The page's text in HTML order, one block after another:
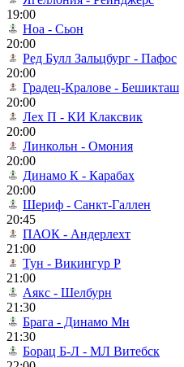
19:00
Ноа - Сьон
20:00
Ред Булл Зальцбург - Пафос
20:00
Градец-Кралове - Бешикташ
20:00
Лех П - КИ Клаксвик
20:00
Линкольн - Омония
20:00
Динамо К - Карабах
20:00
Шериф - Санкт-Галлен
20:45
ПАОК - Андерлехт
21:00
Тун - Викингур Р
21:00
Аякс - Шелбурн
21:30
Брага - Динамо Мн
21:30
Борац Б-Л - МЛ Витебск